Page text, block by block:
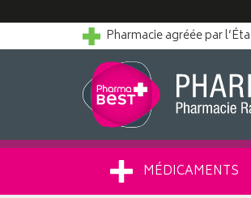
Pharmacie agréée par
MÉDICAMENTS